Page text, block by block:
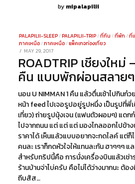
by mipalapilii
PALAPILII-SLEEP /PALAPILII-TRIP /ที่กิน /ที่พัก /ที่
ภาคเหนือ /ภาคเหนือ /แพ็คเกจท่องเที่ยว
POSTED
ON
MAY 29, 2017
28,
2021
ROADTRIP เชียงใหม่
คืน แบบพักผ่อนสลาย
นอน U NIMMAN 1 คืน แล้วตื่นเช้าไปกินก๋
หน้า feed ไปเจอรูปอยู่รูปหนึ่ง เป็นรูปที่
เที่ยว) ถ่ายรูปนุ้งเจน (แฟนตัวผอมๆ) แด
ไปจากถนน แต่ แต่ แต่ มองไกลออกไปข้า
ราคาได้ เห็นแล้วแบบอยากจะกดไลค์ แต่ก็
คนละ เราก็กดหัวใจให้แทนละกัน ฮาๆๆๆ แ
สำหรับทริปนี้คือ การนั่งเครื่องบินแล้วเช่
ร้านบ้านจ่าโบ่ครับ คือไม่ได้ว่างมากนะ ต้
ถีบสัส…